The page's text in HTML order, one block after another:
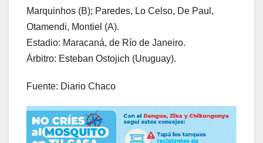
Marquinhos (B); Paredes, Lo Celso, De Paul,
Otamendi, Montiel (A).
Estadio: Maracaná, de Río de Janeiro.
Árbitro: Esteban Ostojich (Uruguay).
Fuente: Diario Chaco